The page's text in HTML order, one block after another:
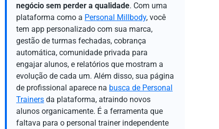
negócio sem perder a qualidade. Com uma
plataforma como a Personal Millbody, você
tem app personalizado com sua marca,
gestão de turmas fechadas, cobrança
automática, comunidade privada para
engajar alunos, e relatórios que mostram a
evolução de cada um. Além disso, sua página
de profissional aparece na busca de Personal
Trainers da plataforma, atraindo novos
alunos organicamente. É a ferramenta que
faltava para o personal trainer independente